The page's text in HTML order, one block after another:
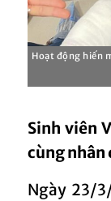
Hoạt động hiến
Sinh viên
cùng nhân
Ngày 23/